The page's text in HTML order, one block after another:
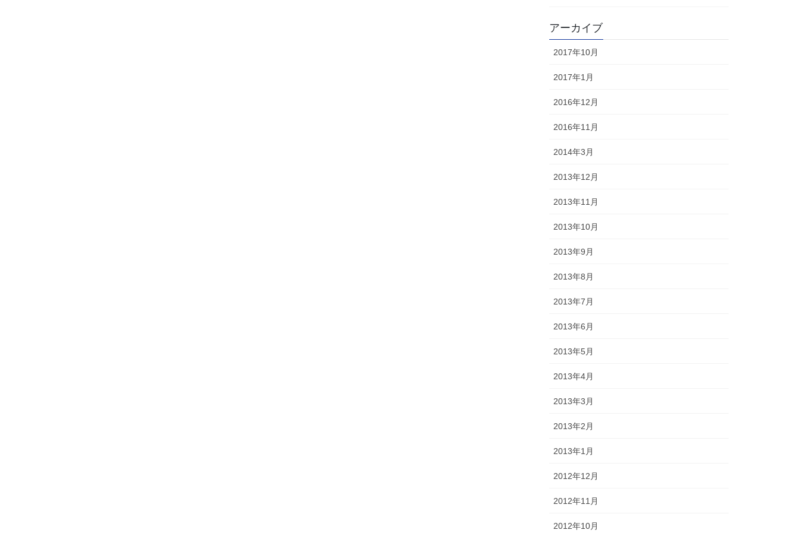
アーカイブ
2017年10月
2017年1月
2016年12月
2016年11月
2014年3月
2013年12月
2013年11月
2013年10月
2013年9月
2013年8月
2013年7月
2013年6月
2013年5月
2013年4月
2013年3月
2013年2月
2013年1月
2012年12月
2012年11月
2012年10月